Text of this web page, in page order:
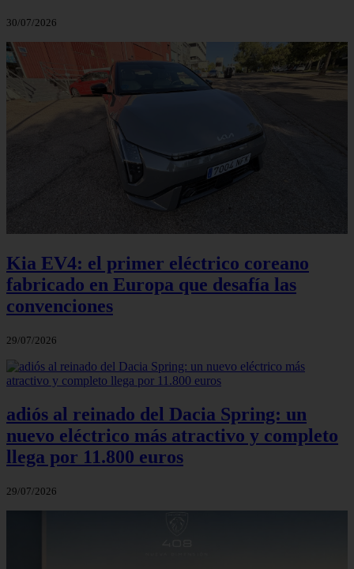
30/07/2026
Kia EV4: el primer eléctrico coreano
fabricado en Europa que desafía las
convenciones
29/07/2026
adiós al reinado del Dacia Spring: un
nuevo eléctrico más atractivo y completo
llega por 11.800 euros
29/07/2026